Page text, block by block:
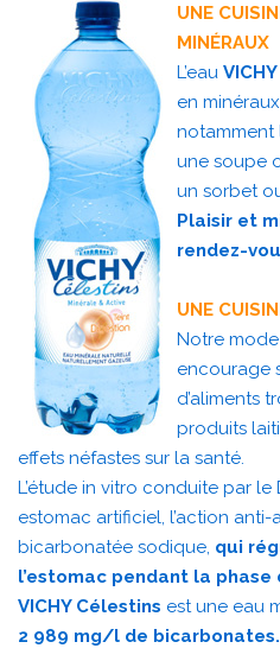
UNE
MINÉRAUX
L’eau
en
notamment
une soupe
un sorbet
Plaisir et
rendez-
UNE
Notre
encourage
d’aliments
produits
effets néfastes sur la santé.
L’étude in vitro conduite par le
estomac artificiel, l’action anti-
bicarbonatée sodique, qui
l’estomac pendant la phase
VICHY Célestins est une eau
2 989 mg/l de bicarbonates.